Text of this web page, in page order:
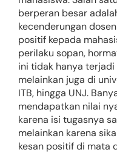
berperan besar
kecenderungan
positif kepada
perilaku sopan,
ini tidak hanya
melainkan juga di
ITB, hingga UNJ.
mendapatkan nilai
karena isi tugasnya
melainkan karena
kesan positif di mata